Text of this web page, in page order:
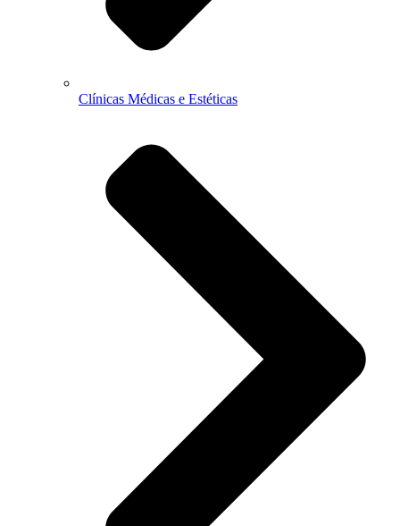
Clínicas Médicas e Estéticas